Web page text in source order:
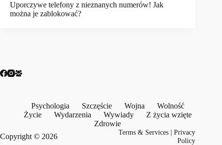
Uporczywe telefony z nieznanych numerów! Jak
można je zablokować?
Psychologia Szczęście Wojna
Wolność
Życie
Wydarzenia Wywiady
Z życia wzięte
Zdrowie
Copyright © 2026
Terms & Services |Privacy
Policy